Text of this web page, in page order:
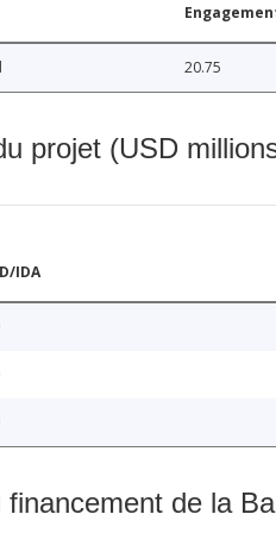
20.75
projet (USD
IDA
de la